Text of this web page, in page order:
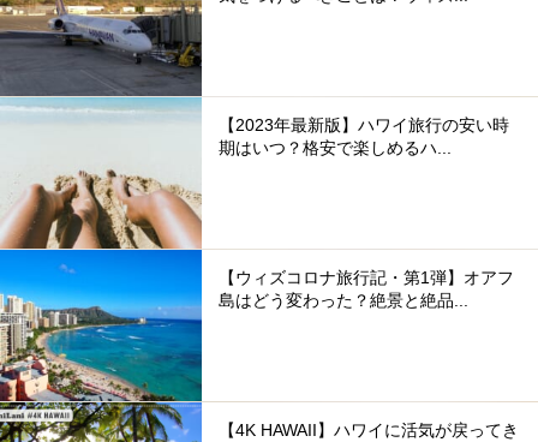
【2023年最新版】ハワイ旅行の安い時
期はいつ？格安で楽しめるハ...
【ウィズコロナ旅行記・第1弾】オアフ
島はどう変わった？絶景と絶品...
【4K HAWAII】ハワイに活気が戻ってき